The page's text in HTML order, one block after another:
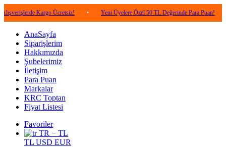
Kargo Ücretsiz! • Yeni Üyelere Özel 50 TL Değerinde Para Puan! •
AnaSayfa
Siparişlerim
Hakkımızda
Şubelerimiz
İletişim
Para Puan
Markalar
KRC Toptan
Fiyat Listesi
Favoriler
TR − TL
TL USD EUR